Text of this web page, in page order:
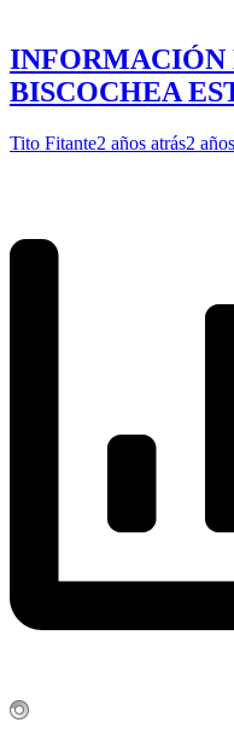
INFORMACIÓN
BISCOCHEA
Tito Fitante2 años atrás2